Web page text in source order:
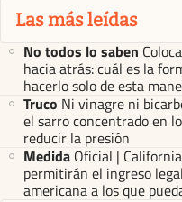
Las más leídas
No todos lo saben
hacia atrás: cuál es la
hacerlo solo de esta
Truco Ni vinagre ni
el sarro concentrado en
reducir la presión
Medida Oficial |
permitirán el ingreso
americana a los que